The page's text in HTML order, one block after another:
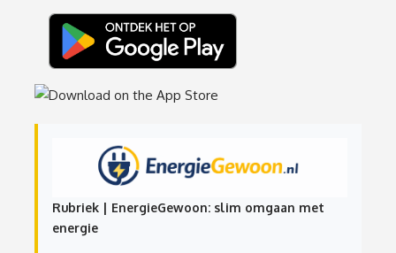
Rubriek | EnergieGewoon: slim omgaan met
energie